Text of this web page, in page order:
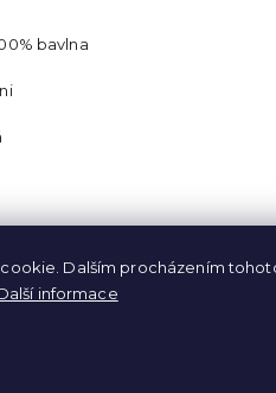
Dalším procházením
informace
bavlna